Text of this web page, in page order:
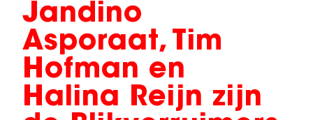
Jandino
Asporaat, Tim
Hofman en
Halina Reijn zijn